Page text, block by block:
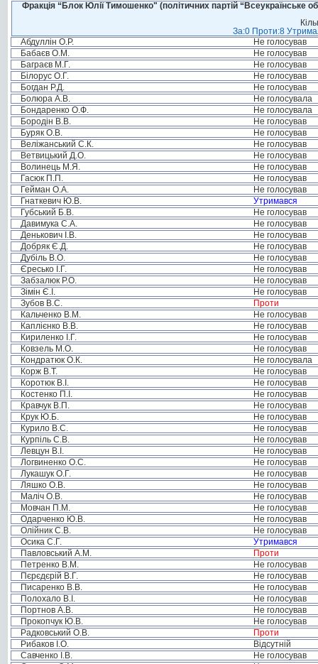
Фракція “Блок Юлії Тимошенко" (політичних партій “Всеукраїнське
За:0 Проти:8
Абдуллін О.Р.
Не голосував
Бабаєв О.М.
Не голосував
Баграєв М.Г.
Не голосував
Білорус О.Г.
Не голосував
Богдан Р.Д.
Не голосував
Болюра А.В.
Не голосувала
Бондаренко О.Ф.
Не голосувала
Бородін В.В.
Не голосував
Буряк О.В.
Не голосував
Веліжанський С.К.
Не голосував
Ветвицький Д.О.
Не голосував
Волинець М.Я.
Не голосував
Гасюк П.П.
Не голосував
Гейман О.А.
Не голосував
Гнаткевич Ю.В.
Утримався
Губський Б.В.
Не голосував
Давимука С.А.
Не голосував
Денькович І.В.
Не голосував
Добряк Є.Д.
Не голосував
Дубіль В.О.
Не голосував
Єресько І.Г.
Не голосував
Забзалюк Р.О.
Не голосував
Зімін Є.І.
Не голосував
Зубов В.С.
Проти
Кальченко В.М.
Не голосував
Каплієнко В.В.
Не голосував
Кириленко І.Г.
Не голосував
Ковзель М.О.
Не голосував
Кондратюк О.К.
Не голосувала
Корж В.Т.
Не голосував
Коротюк В.І.
Не голосував
Костенко П.І.
Не голосував
Кравчук В.П.
Не голосував
Крук Ю.Б.
Не голосував
Курило В.С.
Не голосував
Курпіль С.В.
Не голосував
Левцун В.І.
Не голосував
Логвиненко О.С.
Не голосував
Лукашук О.Г.
Не голосував
Ляшко О.В.
Не голосував
Маліч О.В.
Не голосував
Мовчан П.М.
Не голосував
Одарченко Ю.В.
Не голосував
Олійник С.В.
Не голосував
Осика С.Г.
Утримався
Павловський А.М.
Проти
Петренко В.М.
Не голосував
Пєрєдєрій В.Г.
Не голосував
Писаренко В.В.
Не голосував
Полохало В.І.
Не голосував
Портнов А.В.
Не голосував
Прокопчук Ю.В.
Не голосував
Радковський О.В.
Проти
Рибаков І.О.
Відсутній
Савченко І.В.
Не голосував